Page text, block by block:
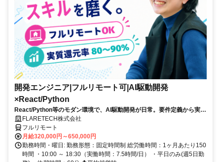
開発エンジニア|フルリモート可|AI駆動開発
×React/Python
React/Python等のモダン環境で、AI駆動開発が日常。要件定義から実装
まで幅広く、若手中心のチームでキャリアを伸ばす。残業月10h以下・
年休123日・フルリモート可。
FLARETECH株式会社
フルリモート
月給320,000円～650,000円
勤務時間・曜日: 勤務形態：固定時間制 総労働時間：1ヶ月あたり150
時間 ・10:00 ～ 18:30（実働時間：7.5時間/日） ・平日のみ(週5日勤